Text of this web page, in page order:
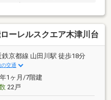
ーレルスクエア木津川台
鉄京都線 山田川駅 徒歩18分
の交通
1ヶ月/7階建
22戸